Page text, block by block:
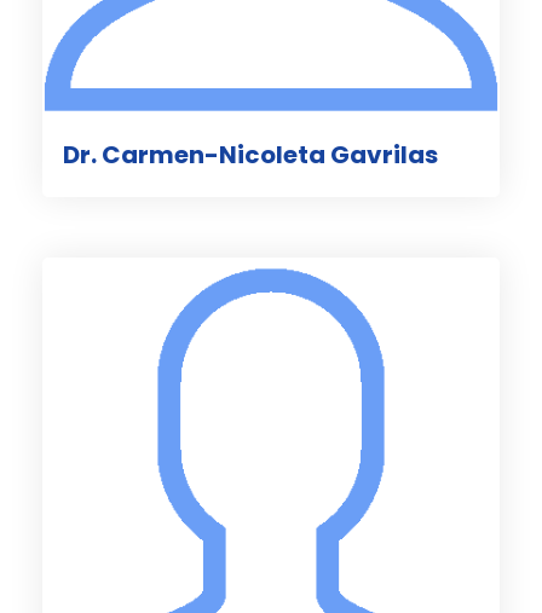
Dr. Carmen-Nicoleta Gavrilas